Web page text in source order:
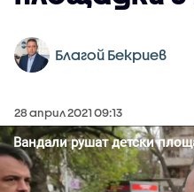
Благой Бекриев
28 април 2021 09:13